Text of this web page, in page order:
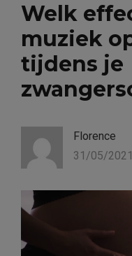
Welk
muziek
tijdens je
Florence
31/05/2021